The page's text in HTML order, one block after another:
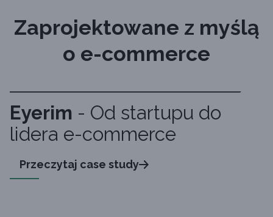
Zaprojektowane z myślą
o e-commerce
Eyerim - Od startupu do
lidera e-commerce
Przeczytaj case study